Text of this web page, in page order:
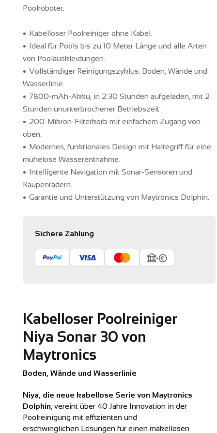
Sichere Zahlung
Poolroboter.
Kabelloser Poolreiniger ohne Kabel.
Ideal für Pools bis zu 10 Meter Länge und alle Arten
von Poolauskleidungen.
Vollständiger Reinigungszyklus: Boden, Wände und
Wasserlinie.
7800-mAh-Akku, in 2:30 Stunden aufgeladen, mit 2
Stunden ununterbrochener Betriebszeit.
200-Mikron-Filterkorb mit einfachem Zugang von
oben.
Modernes, funktionales Design mit Haltegriff für eine
mühelose Wasserentnahme.
Intelligente Navigation mit Sonar-Sensoren und
Raupenrädern.
Garantie und Unterstützung von Maytronics Dolphin.
Kabelloser Poolreiniger
Niya Sonar 30 von
Maytronics
Boden, Wände und Wasserlinie
Niya, die neue kabellose Serie von Maytronics
Dolphin , vereint über 40 Jahre Innovation in der
Poolreinigung mit effizienten und
erschwinglichen Lösungen für einen makellosen